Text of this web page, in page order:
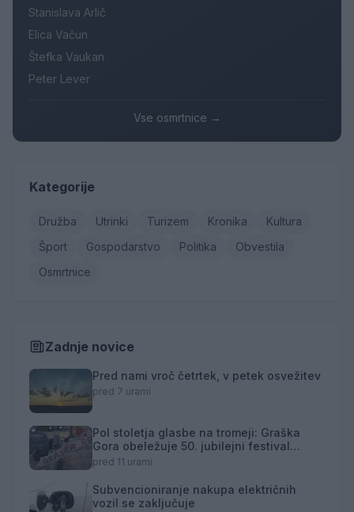
Stanislava Arlič
Elica Vačun
Štefka Vaukan
Peter Lever
Vse osmrtnice →
Kategorije
Družba Utrinki Turizem Kronika
Kultura
Šport
Gospodarstvo Politika
Obvestila
Osmrtnice
Zadnje novice
Pred nami vroč četrtek, v petek osvežitev
pred 7 urami
Pol stoletja glasbe na tromeji: Graška
Gora obeležuje 50. jubilejni festival
narodno-zabavne glasbe
pred 11 urami
Subvencioniranje nakupa električnih
vozil se zaključuje